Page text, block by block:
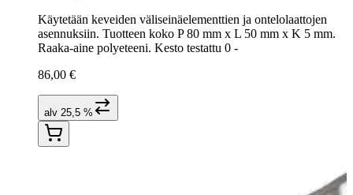
Käytetään keveiden väliseinäelementtien ja ontelolaattojen
asennuksiin. Tuotteen koko P 80 mm x L 50 mm x K 5 mm.
Raaka-aine polyeteeni. Kesto testattu 0 -
86,00 €
alv 25,5 %